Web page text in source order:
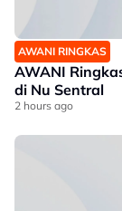
AWANI RINGKAS
AWANI
di Nu Sentral
2 hours ago